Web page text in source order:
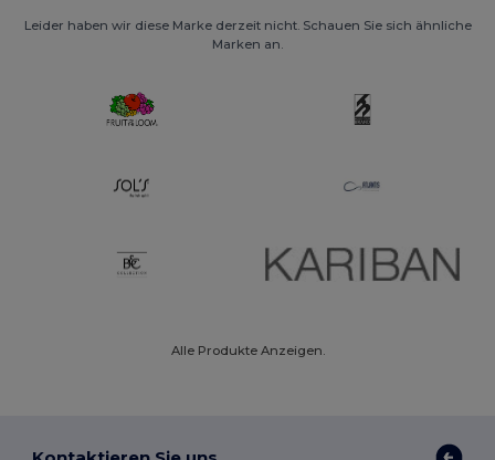
Leider haben wir diese Marke derzeit nicht. Schauen Sie sich ähnliche
Marken an.
Alle Produkte Anzeigen.